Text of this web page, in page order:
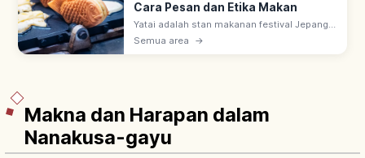
Cara Pesan dan Etika Makan
Yatai adalah stan makanan festival Jepang
yang ramai dari musim semi (Maret–Mei)
Semua area →
Makna dan Harapan dalam
Nanakusa-gayu